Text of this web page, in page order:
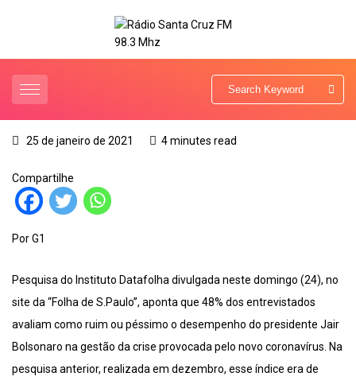
25 de janeiro de 2021 4 minutes read
Compartilhe
Por G1
Pesquisa do Instituto Datafolha divulgada neste domingo (24), no
site da “Folha de S.Paulo”, aponta que 48% dos entrevistados
avaliam como ruim ou péssimo o desempenho do presidente Jair
Bolsonaro na gestão da crise provocada pelo novo coronavírus. Na
pesquisa anterior, realizada em dezembro, esse índice era de